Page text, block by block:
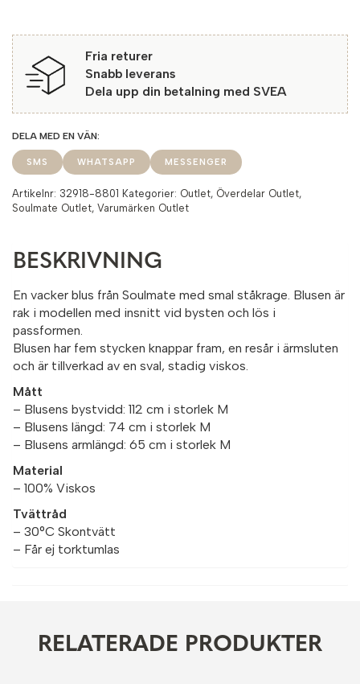
Fria returer
Snabb leverans
Dela upp din betalning med SVEA
SMS WHATSAPP MESSENGER
Artikelnr: 32918-8801 Kategorier: Outlet, Överdelar Outlet,
Soulmate Outlet, Varumärken Outlet
BESKRIVNING
En vacker blus från Soulmate med smal ståkrage. Blusen är
rak i modellen med insnitt vid bysten och lös i
passformen.
Blusen har fem stycken knappar fram, en resår i ärmsluten
och är tillverkad av en sval, stadig viskos.
Mått
– Blusens bystvidd: 112 cm i storlek M
– Blusens längd: 74 cm i storlek M
– Blusens armlängd: 65 cm i storlek M
Material
– 100% Viskos
Tvättråd
– 30°C Skontvätt
– Får ej torktumlas
RELATERADE PRODUKTER